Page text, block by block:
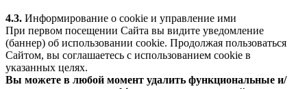
4.3. Информирование о cookie и управление ими
При первом посещении Сайта вы видите уведомление
(баннер) об использовании cookie. Продолжая пользоваться
Сайтом, вы соглашаетесь с использованием cookie в
указанных целях.
Вы можете в любой момент удалить функциональные и/